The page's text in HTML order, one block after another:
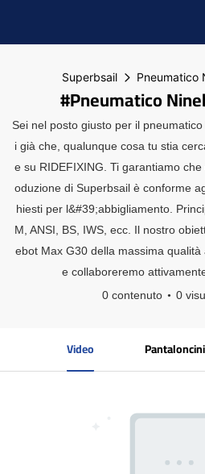
Superbsail Pneumatico
#Pneumatico
Sei nel posto giusto per il
i già che, qualunque cosa tu stia
e su RIDEFIXING. Ti garantiamo
oduzione di Superbsail è conforme
hiesti per l&#39;abbigliamento.
M, ANSI, BS, IWS, ecc. Il nostro
ebot Max G30 della massima
e collaboreremo
0 contenuto
0
Video Pantaloncini